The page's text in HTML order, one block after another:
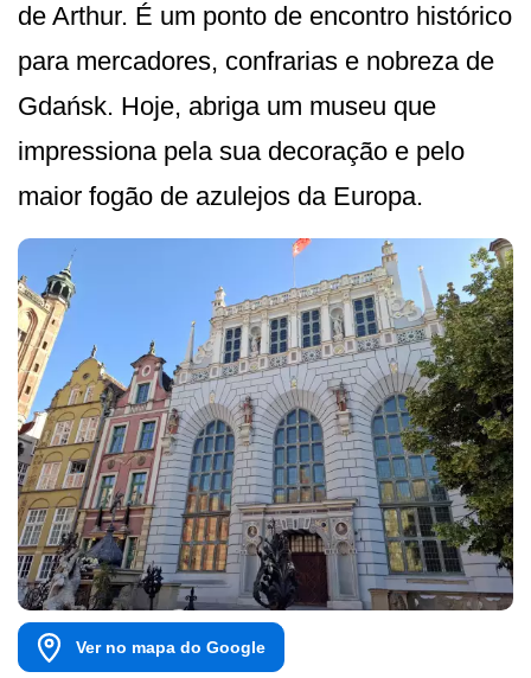
de Arthur. É um ponto de encontro histórico
para mercadores, confrarias e nobreza de
Gdańsk. Hoje, abriga um museu que
impressiona pela sua decoração e pelo
maior fogão de azulejos da Europa.
Ver no mapa do Google